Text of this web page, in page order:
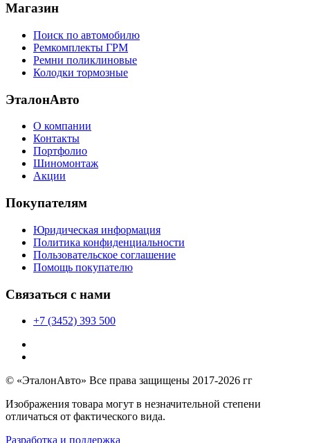
Магазин
Поиск по автомобилю
Ремкомплекты ГРМ
Ремни поликлиновые
Колодки тормозные
ЭталонАвто
О компании
Контакты
Портфолио
Шиномонтаж
Акции
Покупателям
Юридическая информация
Политика конфиденциальности
Пользовательское соглашение
Помощь покупателю
Связаться с нами
+7 (3452) 393 500
© «ЭталонАвто» Все права защищены 2017-2026 гг
Изображения товара могут в незначительной степени
отличаться от фактического вида.
Разработка и поддержка